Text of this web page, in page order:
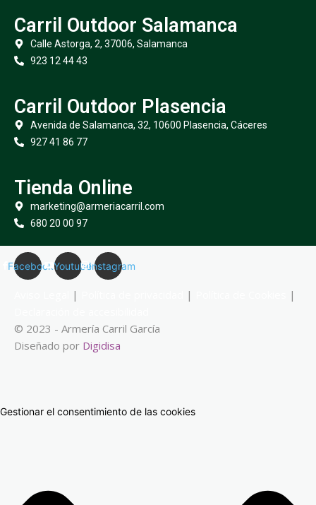
Carril Outdoor Salamanca
Calle Astorga, 2, 37006, Salamanca
923 12 44 43
Carril Outdoor Plasencia
Avenida de Salamanca, 32, 10600 Plasencia, Cáceres
927 41 86 77
Tienda Online
marketing@armeriacarril.com
680 20 00 97
FacebookYoutubeInstagram
| |
|
© 2023 - Armería Carril García
Diseñado por Digidisa
Gestionar el consentimiento de las cookies